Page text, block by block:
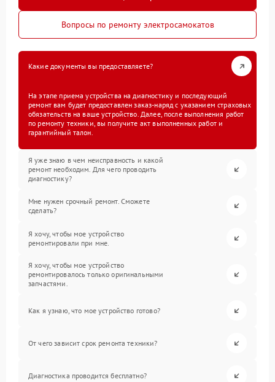
Вопросы по ремонту электросамокатов
Какие документы вы предоставляете?
На этапе приема устройства на диагностику и последующий
ремонт вам будет предоставлен заказ-наряд с указанием страховых
обязательств на ваше устройство. Далее, после выполнения работ
по ремонту техники, вы получите акт выполненных работ и
гарантийный талон.
Я уже знаю в чем неисправность и какой
ремонт необходим. Для чего проводить
диагностику?
Мне нужен срочный ремонт. Сможете
сделать?
Я хочу, чтобы мое устройство
ремонтировали при мне.
Я хочу, чтобы мое устройство
ремонтировалось только оригинальными
запчастями.
Как я узнаю, что мое устройство готово?
От чего зависит срок ремонта техники?
Диагностика проводится бесплатно?